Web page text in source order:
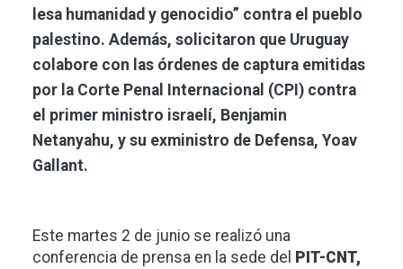
lesa humanidad y genocidio” contra el pueblo
palestino. Además, solicitaron que Uruguay
colabore con las órdenes de captura emitidas
por la Corte Penal Internacional (CPI) contra
el primer ministro israelí, Benjamin
Netanyahu, y su exministro de Defensa, Yoav
Gallant.
Este martes 2 de junio se realizó una
conferencia de prensa en la sede del
PIT-CNT,